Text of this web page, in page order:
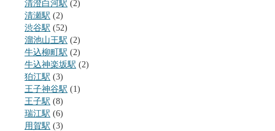
清澄白河駅 (2)
清瀬駅 (2)
渋谷駅 (52)
溜池山王駅 (2)
牛込柳町駅 (2)
牛込神楽坂駅 (2)
狛江駅 (3)
王子神谷駅 (1)
王子駅 (8)
瑞江駅 (6)
用賀駅 (3)